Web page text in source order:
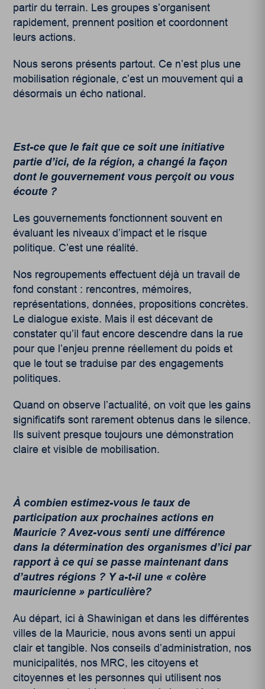
partir du terrain. Les groupes s’organisent
rapidement, prennent position et coordonnent
leurs actions.
Nous serons présents partout. Ce n’est plus une
mobilisation régionale, c’est un mouvement qui a
désormais un écho national.
Est-ce que le fait que ce soit une initiative
partie d’ici, de la région, a changé la façon
dont le gouvernement vous perçoit ou vous
écoute ?
Les gouvernements fonctionnent souvent en
évaluant les niveaux d’impact et le risque
politique. C’est une réalité.
Nos regroupements effectuent déjà un travail de
fond constant : rencontres, mémoires,
représentations, données, propositions concrètes.
Le dialogue existe. Mais il est décevant de
constater qu’il faut encore descendre dans la rue
pour que l’enjeu prenne réellement du poids et
que le tout se traduise par des engagements
politiques.
Quand on observe l’actualité, on voit que les gains
significatifs sont rarement obtenus dans le silence.
Ils suivent presque toujours une démonstration
claire et visible de mobilisation.
À combien estimez-vous le taux de
participation aux prochaines actions en
Mauricie ? Avez-vous senti une différence
dans la détermination des organismes d’ici par
rapport à ce qui se passe maintenant dans
d’autres régions ? Y a-t-il une « colère
mauricienne » particulière?
Au départ, ici à Shawinigan et dans les différentes
villes de la Mauricie, nous avons senti un appui
clair et tangible. Nos conseils d’administration, nos
municipalités, nos MRC, les citoyens et
citoyennes et les personnes qui utilisent nos